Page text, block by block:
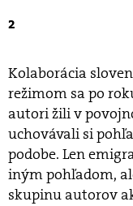
2
Kolaborácia
režimom sa po
autori žili v
uchovávali si
podobe. Len
iným pohľadom,
skupinu autorov